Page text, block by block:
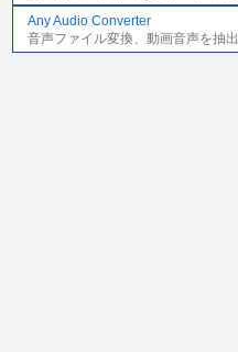
Any Audio Converter
音声ファイル変換、動画音声を抽出